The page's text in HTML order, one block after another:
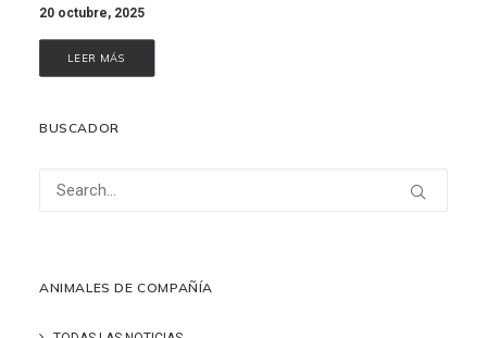
20 octubre, 2025
LEER MÁS
BUSCADOR
ANIMALES DE COMPAÑÍA